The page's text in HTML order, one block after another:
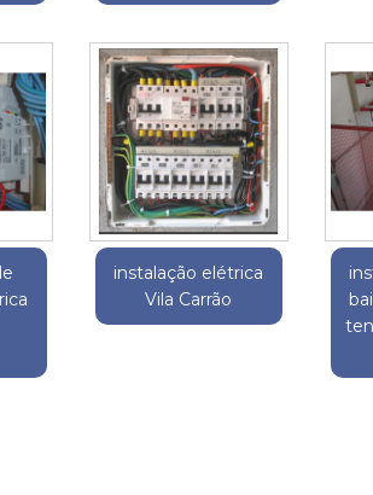
instalação elétrica
Vila Carrão